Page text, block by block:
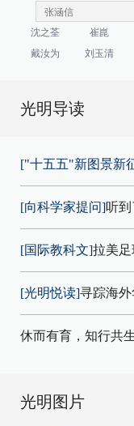
沈之荃 崔崑
戴汝为
刘玉清
光明导读
["十五五"新图景新
[向科学家提问]听
[国际教科文]拉美
[光明悦读]寻踪海
休而有育，知行共
光明图片